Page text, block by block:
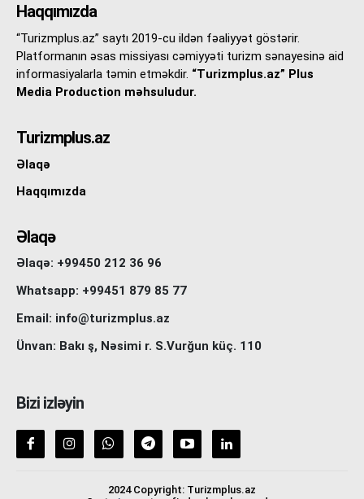
Haqqımızda
“Turizmplus.az” saytı 2019-cu ildən fəaliyyət göstərir.
Platformanın əsas missiyası cəmiyyəti turizm sənayesinə aid
informasiyalarla təmin etməkdir. “Turizmplus.az” Plus
Media Production məhsuludur.
Turizmplus.az
Əlaqə
Haqqımızda
Əlaqə
Əlaqə: +99450 212 36 96
Whatsapp: +99451 879 85 77
Email: info@turizmplus.az
Ünvan: Bakı ş, Nəsimi r. S.Vurğun küç. 110
Bizi izləyin
2024 Copyright: Turizmplus.az